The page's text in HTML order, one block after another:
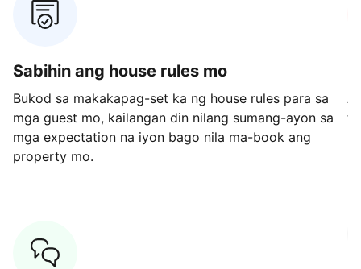
Sabihin ang house rules mo
Bukod sa makakapag-set ka ng house rules para sa
mga guest mo, kailangan din nilang sumang-ayon sa
mga expectation na iyon bago nila ma-book ang
property mo.